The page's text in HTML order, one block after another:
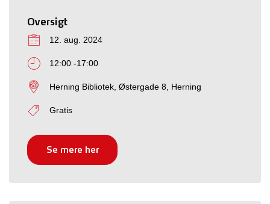
Oversigt
12. aug. 2024
12:00 -17:00
Herning Bibliotek, Østergade 8, Herning
Gratis
Se mere her